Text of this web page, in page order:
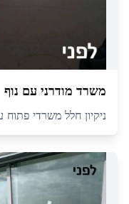
משרד מודרני עם נוף
ניקיון חלל משרדי פתוח